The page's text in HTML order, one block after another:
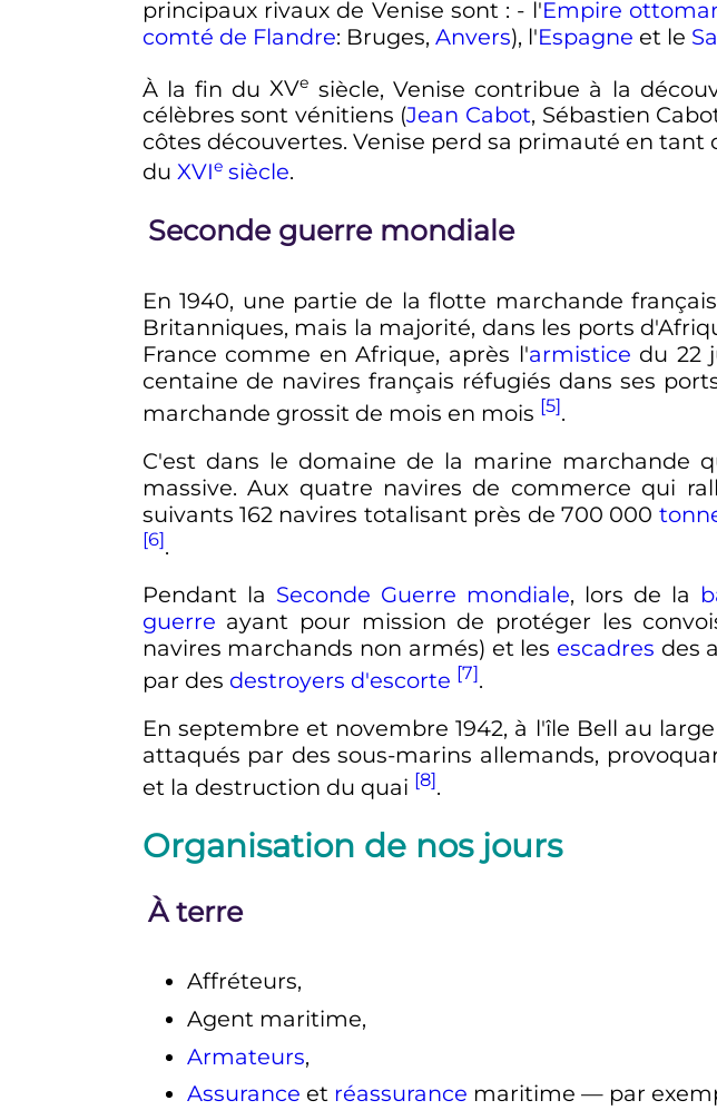
principaux rivaux de Venise sont : - l'Empire
comté de Flandre: Bruges, Anvers), l'Espagne et le
À la fin duXVe siècle, Venise contribue à la
célèbres sont vénitiens (Jean Cabot, Sébastien
côtes découvertes. Venise perd sa primauté en
du XVIesiècle.
Seconde guerre mondiale
En 1940, une partie de la flotte marchande
Britanniques, mais la majorité, dans les ports
France comme en Afrique, après l'armistice du 22
centaine de navires français réfugiés dans ses
marchande grossit de mois en mois [5].
C'est dans le domaine de la marine marchande
massive. Aux quatre navires de commerce qui
suivants 162 navires totalisant près de 700 000
[6].
Pendant la Seconde Guerre mondiale, lors de la
guerre ayant pour mission de protéger les
navires marchands non armés) et les escadres des
par des destroyers d'escorte [7].
En septembre et novembre 1942, à l'île Bell au
attaqués par des sous-marins allemands,
et la destruction du quai [8].
Organisation de nos jours
À terre
Affréteurs,
Agent maritime,
Armateurs,
Assurance et réassurance maritime — par